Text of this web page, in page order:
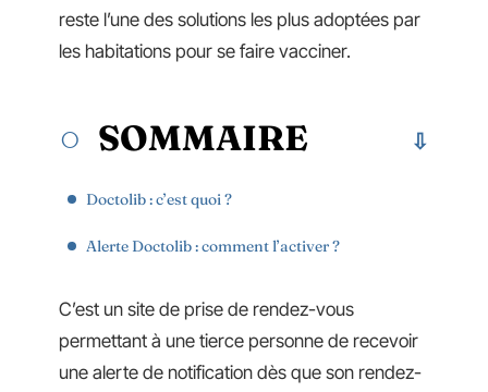
reste l’une des solutions les plus adoptées par
les habitations pour se faire vacciner.
SOMMAIRE
Doctolib : c’est quoi ?
Alerte Doctolib : comment l’activer ?
C’est un site de prise de rendez-vous
permettant à une tierce personne de recevoir
une alerte de notification dès que son rendez-